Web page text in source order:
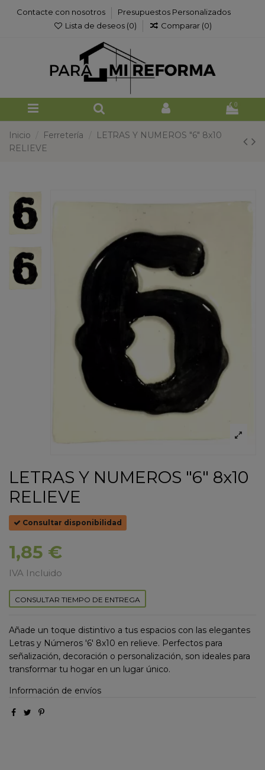
Contacte con nosotros
Presupuestos Personalizados
Lista de deseos (0) Comparar (0)
0
Inicio Ferretería
LETRAS Y NUMEROS "6" 8x10
RELIEVE
LETRAS Y NUMEROS "6" 8x10
RELIEVE
Consultar disponibilidad
1,85 €
IVA Incluido
CONSULTAR TIEMPO DE ENTREGA
Añade un toque distintivo a tus espacios con las elegantes
Letras y Números '6' 8x10 en relieve. Perfectos para
señalización, decoración o personalización, son ideales para
transformar tu hogar en un lugar único.
Información de envíos